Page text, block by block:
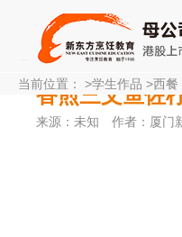
香煎三文鱼佐
来源：未知 作者：厦门
当前位置： >学生作品 >西餐